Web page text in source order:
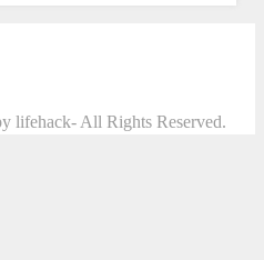
All Rights Reserved.